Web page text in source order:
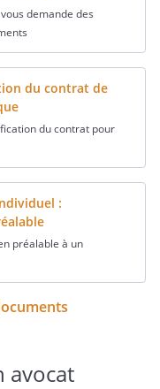
demande des
du contrat de
du contrat pour
:
préalable à un
avocat